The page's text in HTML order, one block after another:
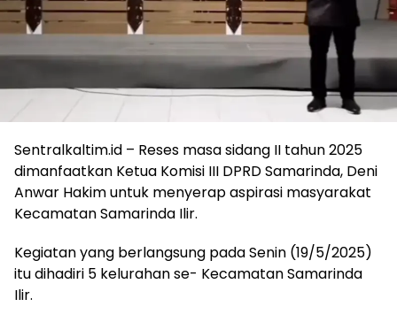
Sentralkaltim.id – Reses masa sidang II tahun 2025
dimanfaatkan Ketua Komisi III DPRD Samarinda, Deni
Anwar Hakim untuk menyerap aspirasi masyarakat
Kecamatan Samarinda Ilir.
Kegiatan yang berlangsung pada Senin (19/5/2025)
itu dihadiri 5 kelurahan se- Kecamatan Samarinda
Ilir.